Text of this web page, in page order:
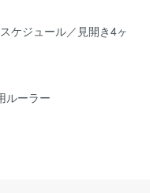
ケジュール／見開き4ヶ
ルーラー